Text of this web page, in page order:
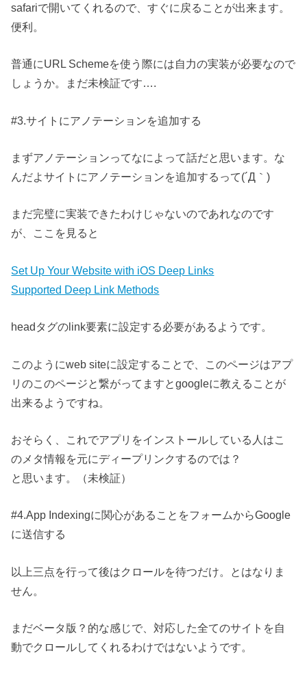
safariで開いてくれるので、すぐに戻ることが出来ます。
便利。
普通にURL Schemeを使う際には自力の実装が必要なので
しょうか。まだ未検証です….
#3.サイトにアノテーションを追加する
まずアノテーションってなによって話だと思います。な
んだよサイトにアノテーションを追加するって(´Д｀)
まだ完璧に実装できたわけじゃないのであれなのです
が、ここを見ると
Set Up Your Website with iOS Deep Links
Supported Deep Link Methods
headタグのlink要素に設定する必要があるようです。
このようにweb siteに設定することで、このページはアプ
リのこのページと繋がってますとgoogleに教えることが
出来るようですね。
おそらく、これでアプリをインストールしている人はこ
のメタ情報を元にディープリンクするのでは？
と思います。（未検証）
#4.App Indexingに関心があることをフォームからGoogle
に送信する
以上三点を行って後はクロールを待つだけ。とはなりま
せん。
まだベータ版？的な感じで、対応した全てのサイトを自
動でクロールしてくれるわけではないようです。